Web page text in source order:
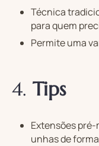
Técnica
para quem
Permite uma
4. Tips
Extensões
unhas de